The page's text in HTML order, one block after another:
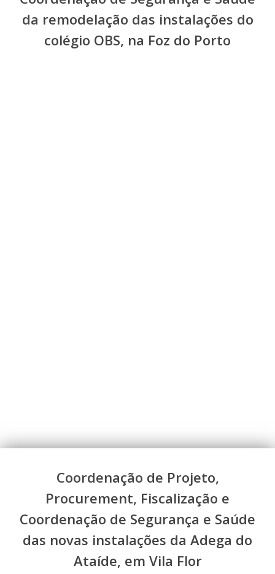
da remodelação das instalações do
colégio OBS, na Foz do Porto
Coordenação de Projeto,
Procurement, Fiscalização e
Coordenação de Segurança e Saúde
das novas instalações da Adega do
Ataíde, em Vila Flor